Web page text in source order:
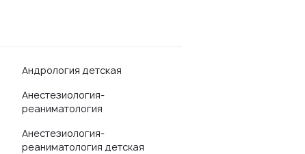
Андрология детская
Анестезиология-
реаниматология
Анестезиология-
реаниматология детская